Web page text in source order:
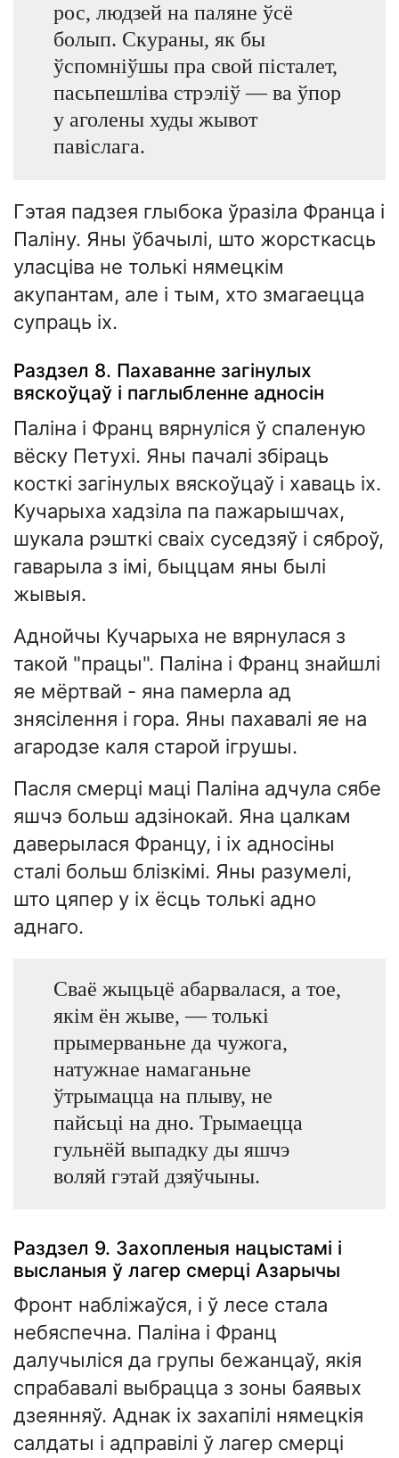
рос, людзей на паляне ўсё
болып. Скураны, як бы
ўспомніўшы пра свой пісталет,
пасьпешліва стрэліў — ва ўпор
у аголены худы жывот
павіслага.
Гэтая падзея глыбока ўразіла Франца і
Паліну. Яны ўбачылі, што жорсткасць
уласціва не толькі нямецкім
акупантам, але і тым, хто змагаецца
супраць іх.
Раздзел 8. Пахаванне загінулых
вяскоўцаў і паглыбленне адносін
Паліна і Франц вярнуліся ў спаленую
вёску Петухі. Яны пачалі збіраць
косткі загінулых вяскоўцаў і хаваць іх.
Кучарыха хадзіла па пажарышчах,
шукала рэшткі сваіх суседзяў і сяброў,
гаварыла з імі, быццам яны былі
жывыя.
Аднойчы Кучарыха не вярнулася з
такой "працы". Паліна і Франц знайшлі
яе мёртвай - яна памерла ад
знясілення і гора. Яны пахавалі яе на
агародзе каля старой ігрушы.
Пасля смерці маці Паліна адчула сябе
яшчэ больш адзінокай. Яна цалкам
даверылася Францу, і іх адносіны
сталі больш блізкімі. Яны разумелі,
што цяпер у іх ёсць толькі адно
аднаго.
Сваё жыцьцё абарвалася, а тое,
якім ён жыве, — толькі
прымерваньне да чужога,
натужнае намаганьне
ўтрымацца на плыву, не
пайсьці на дно. Трымаецца
гульнёй выпадку ды яшчэ
воляй гэтай дзяўчыны.
Раздзел 9. Захопленыя нацыстамі і
высланыя ў лагер смерці Азарычы
Фронт набліжаўся, і ў лесе стала
небяспечна. Паліна і Франц
далучыліся да групы бежанцаў, якія
спрабавалі выбрацца з зоны баявых
дзеянняў. Аднак іх захапілі нямецкія
салдаты і адправілі ў лагер смерці